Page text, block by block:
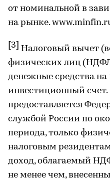
от номинальной в
на рынке.
[3]
Налоговый вычет
физических лиц
денежные средства
инвестиционный
предоставляется
службой России по
периода, только
налоговым
доход, облагаемый
не менее чем,